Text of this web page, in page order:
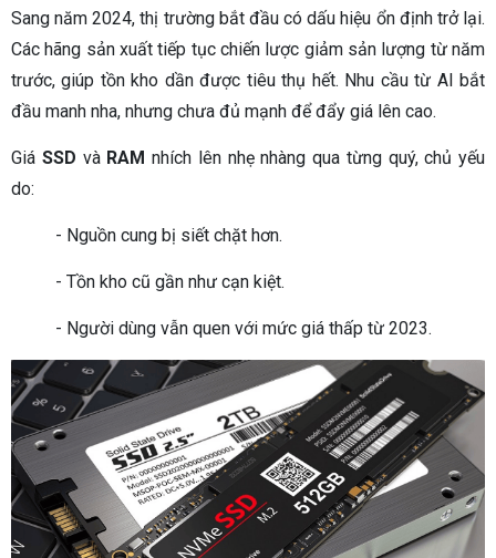
Sang năm 2024, thị trường bắt đầu có dấu hiệu ổn định trở lại.
Các hãng sản xuất tiếp tục chiến lược giảm sản lượng từ năm
trước, giúp tồn kho dần được tiêu thụ hết. Nhu cầu từ AI bắt
đầu manh nha, nhưng chưa đủ mạnh để đẩy giá lên cao.
Giá SSD và RAM nhích lên nhẹ nhàng qua từng quý, chủ yếu
do:
- Nguồn cung bị siết chặt hơn.
- Tồn kho cũ gần như cạn kiệt.
- Người dùng vẫn quen với mức giá thấp từ 2023.